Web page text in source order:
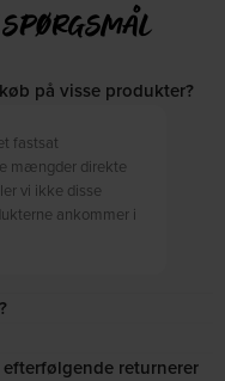
på visse produkter?
fastsat
mængder direkte
vi ikke disse
ankommer i
returnerer